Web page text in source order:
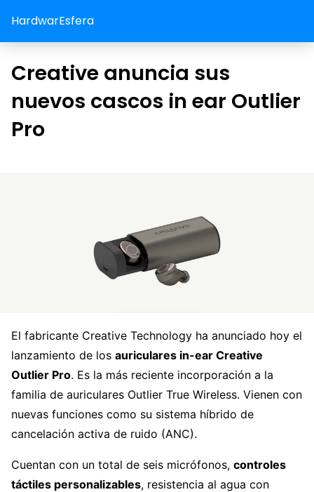
HardwarEsfera
Creative anuncia sus
nuevos cascos in ear Outlier
Pro
El fabricante Creative Technology ha anunciado hoy el
lanzamiento de los auriculares in-ear Creative
Outlier Pro. Es la más reciente incorporación a la
familia de auriculares Outlier True Wireless. Vienen con
nuevas funciones como su sistema híbrido de
cancelación activa de ruido (ANC).
Cuentan con un total de seis micrófonos, controles
táctiles personalizables, resistencia al agua con